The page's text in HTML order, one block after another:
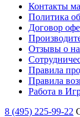
Контакты
Политика
Договор
Отзывы о
Правила
Правила
Работа в
8 (495) 225-99-22